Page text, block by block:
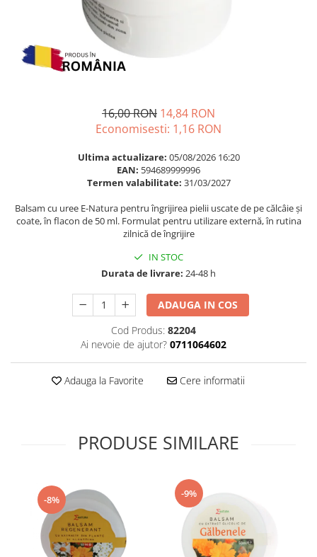
Par si unghii
Probiotice si prebiotice
Sistemul respirator
Slabire si control greutate
Somn stres si anxietate
Supliment Complexe
Supliment Vitamina C
Supliment Vitamina D3
Supliment Vitamina E
Supliment Zinc
Vitamine si minerale
Balsam masca si tratament
Produse cu SPF Pentru Fata
Repelenti insecte
16,00 RON 14,84 RON
Economisesti: 1,16 RON
Ultima actualizare: 05/08/2026 16:20
EAN: 594689999996
Termen valabilitate: 31/03/2027
Balsam cu uree E-Natura pentru îngrijirea pielii uscate de pe călcâie și
coate, în flacon de 50 ml. Formulat pentru utilizare externă, în rutina
zilnică de îngrijire
IN STOC
Durata de livrare: 24-48 h
ADAUGA IN COS
Cod Produs: 82204
Ai nevoie de ajutor? 0711064602
Adauga la Favorite Cere informatii
PRODUSE SIMILARE
-8%
-9%